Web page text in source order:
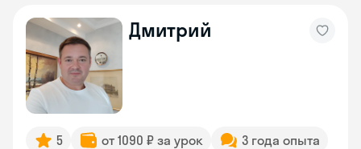
Дмитрий
5 от 1090 ₽ за урок
3 года опыта